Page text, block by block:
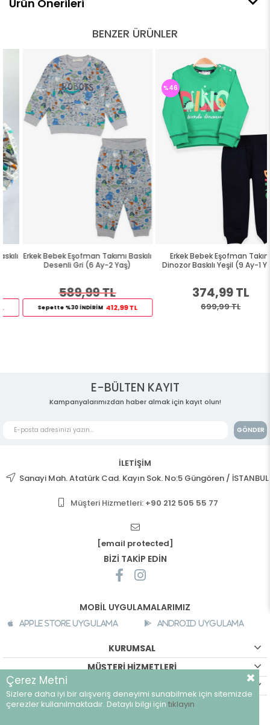
Ürün Önerileri
BENZER ÜRÜNLER
Erkek Bebek Eşofman Takımı Baskılı
Desenli Gri (6 Ay-2 Yaş)
589,99 TL
Sepette %30 İNDİRİM 412,99 TL
Erkek Bebek Eşofman Takım
Dinozor Baskılı Yeşil (9 Ay-1 Yaş)
374,99 TL
699,99 TL
E-BÜLTEN KAYIT
Kampanyalarımızdan haber almak için kayıt olun!
GÖNDER
İLETİŞİM
Sanayi Mah. Atatürk Cad. Kayın Sok. No:5 Güngören / İSTANBUL
Müşteri Hizmetleri: +90 212 505 55 77
[email protected]
BİZİ TAKİP EDİN
MOBİL UYGULAMALARIMIZ
Apple Store Uygulama Android Uygulama
KURUMSAL
MÜŞTERİ HİZMETLERİ
©breeze.com.tr - Tüm hakları saklıdır.
Çerez Metni
Sizlere daha iyi bir alışveriş deneyimi sunabilmek için sitemizde
çerezler kullanılmaktadır. Detaylı bilgi için tıklayın